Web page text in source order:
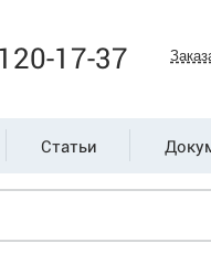
17-37
Статьи